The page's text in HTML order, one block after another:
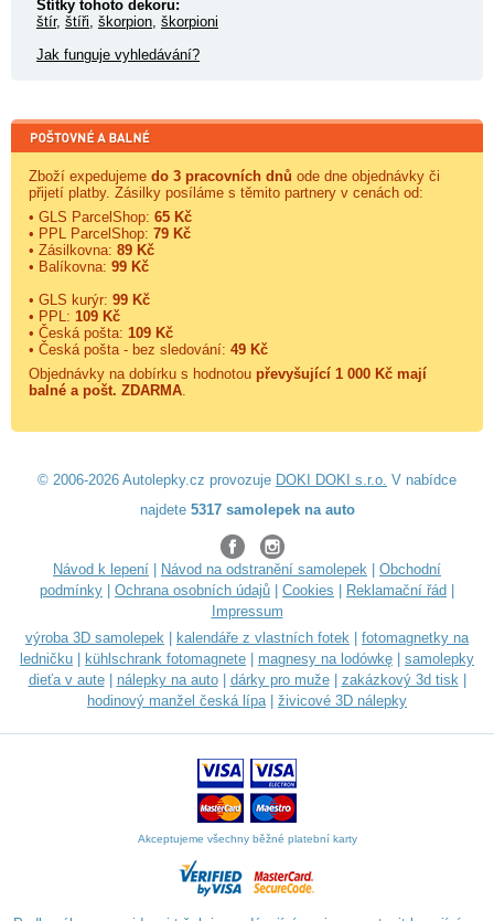
Štítky tohoto dekoru:
štír, štíři, škorpion, škorpioni
Jak funguje vyhledávání?
Zboží expedujeme do 3 pracovních dnů ode dne objednávky či
přijetí platby. Zásilky posíláme s těmito partnery v cenách od:
• GLS ParcelShop: 65 Kč
• PPL ParcelShop: 79 Kč
• Zásilkovna: 89 Kč
• Balíkovna: 99 Kč
• GLS kurýr: 99 Kč
• PPL: 109 Kč
• Česká pošta: 109 Kč
• Česká pošta - bez sledování: 49 Kč
Objednávky na dobírku s hodnotou převyšující 1 000 Kč mají
balné a pošt. ZDARMA.
© 2006-2026 Autolepky.cz provozuje DOKI DOKI s.r.o. V nabídce
najdete 5317 samolepek na auto
Návod k lepení Návod na odstranění samolepek
Obchodní
podmínky
Ochrana osobních údajů Cookies Reklamační řád
Impressum
výroba 3D samolepek
kalendáře z vlastních fotek
fotomagnetky na
ledničku
kühlschrank fotomagnete magnesy na lodówkę
samolepky
dieťa v aute| nálepky na auto| dárky pro muže| zakázkový 3d tisk|
hodinový manžel česká lípa| živicové 3D nálepky
Akceptujeme všechny běžné platební karty